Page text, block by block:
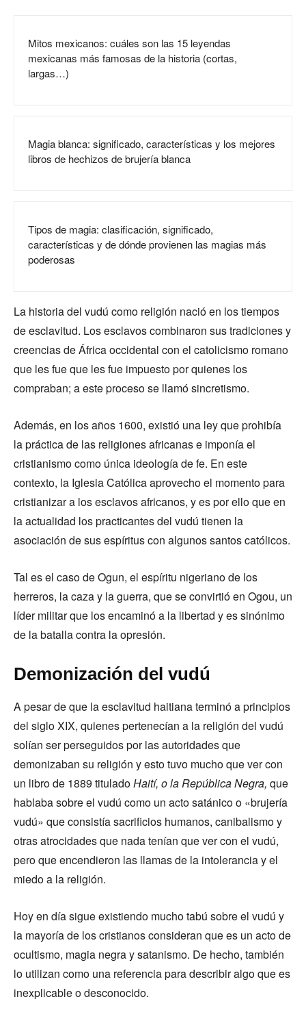
Mitos mexicanos: cuáles son las 15 leyendas
mexicanas más famosas de la historia (cortas,
largas…)
Magia blanca: significado, características y los mejores
libros de hechizos de brujería blanca
Tipos de magia: clasificación, significado,
características y de dónde provienen las magias más
poderosas
La historia del vudú como religión nació en los tiempos
de esclavitud. Los esclavos combinaron sus tradiciones y
creencias de África occidental con el catolicismo romano
que les fue que les fue impuesto por quienes los
compraban; a este proceso se llamó sincretismo.
Además, en los años 1600, existió una ley que prohibía
la práctica de las religiones africanas e imponía el
cristianismo como única ideología de fe. En este
contexto, la Iglesia Católica aprovecho el momento para
cristianizar a los esclavos africanos, y es por ello que en
la actualidad los practicantes del vudú tienen la
asociación de sus espíritus con algunos santos católicos.
Tal es el caso de Ogun, el espíritu nigeriano de los
herreros, la caza y la guerra, que se convirtió en Ogou, un
líder militar que los encaminó a la libertad y es sinónimo
de la batalla contra la opresión.
Demonización del vudú
A pesar de que la esclavitud haitiana terminó a principios
del siglo XIX, quienes pertenecían a la religión del vudú
solían ser perseguidos por las autoridades que
demonizaban su religión y esto tuvo mucho que ver con
un libro de 1889 tituladoHaití, o la República Negra, que
hablaba sobre el vudú como un acto satánico o «brujería
vudú» que consistía sacrificios humanos, canibalismo y
otras atrocidades que nada tenían que ver con el vudú,
pero que encendieron las llamas de la intolerancia y el
miedo a la religión.
Hoy en día sigue existiendo mucho tabú sobre el vudú y
la mayoría de los cristianos consideran que es un acto de
ocultismo, magia negra y satanismo. De hecho, también
lo utilizan como una referencia para describir algo que es
inexplicable o desconocido.